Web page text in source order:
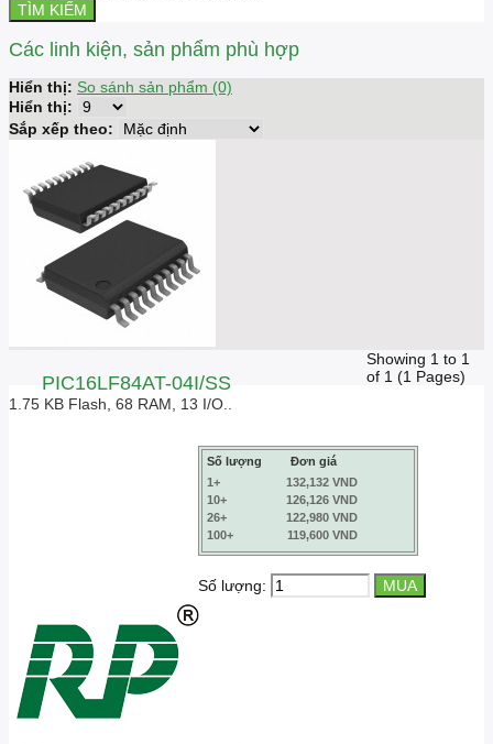
Các linh kiện, sản phẩm phù hợp
Hiển thị: So sánh sản phẩm (0)
Hiển thị:
Sắp xếp theo:
PIC16LF84AT-04I/SS
1.75 KB Flash, 68 RAM, 13 I/O..
Số lượng
Đơn giá
1+
132,132 VND
10+
126,126 VND
26+
122,980 VND
100+
119,600 VND
Số lượng:
Showing 1 to 1
of 1 (1 Pages)